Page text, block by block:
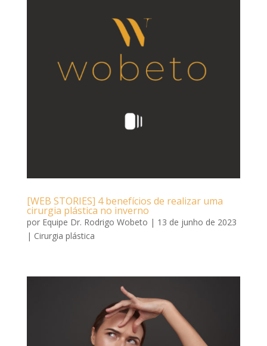
[WEB STORIES] 4 benefícios de realizar uma
cirurgia plástica no inverno
por Equipe Dr. Rodrigo Wobeto | 13 de junho de 2023
| Cirurgia plástica